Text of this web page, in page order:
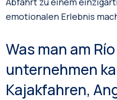
emotionalen Erlebnis
Was man am
unternehmen
Kajakfahren,